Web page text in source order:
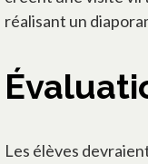
réalisant un
Les élèves